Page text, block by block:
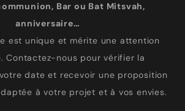
Bar ou Bat Mitsvah,
anniversaire…
est unique et mérite une attention
Contactez-nous pour vérifier la
date et recevoir une proposition
à votre projet et à vos envies.